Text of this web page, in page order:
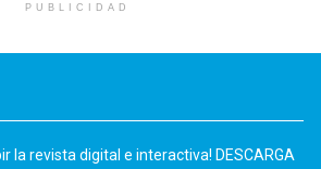
PUBLICIDAD
la revista digital e interactiva! DESCARGA